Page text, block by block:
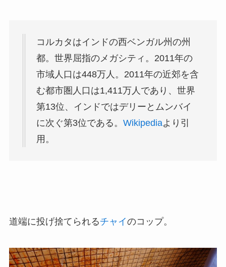
コルカタはインドの西ベンガル州の州
都。世界屈指のメガシティ。2011年の
市域人口は448万人。2011年の近郊を含
む都市圏人口は1,411万人であり、世界
第13位、インドではデリーとムンバイ
に次ぐ第3位である。 Wikipediaより引
用。
道端に投げ捨てられるチャイのコップ。